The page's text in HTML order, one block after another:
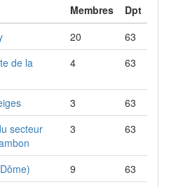
Membres
Dpt
20
63
de la
4 63
3
63
secteur
3 63
9
63